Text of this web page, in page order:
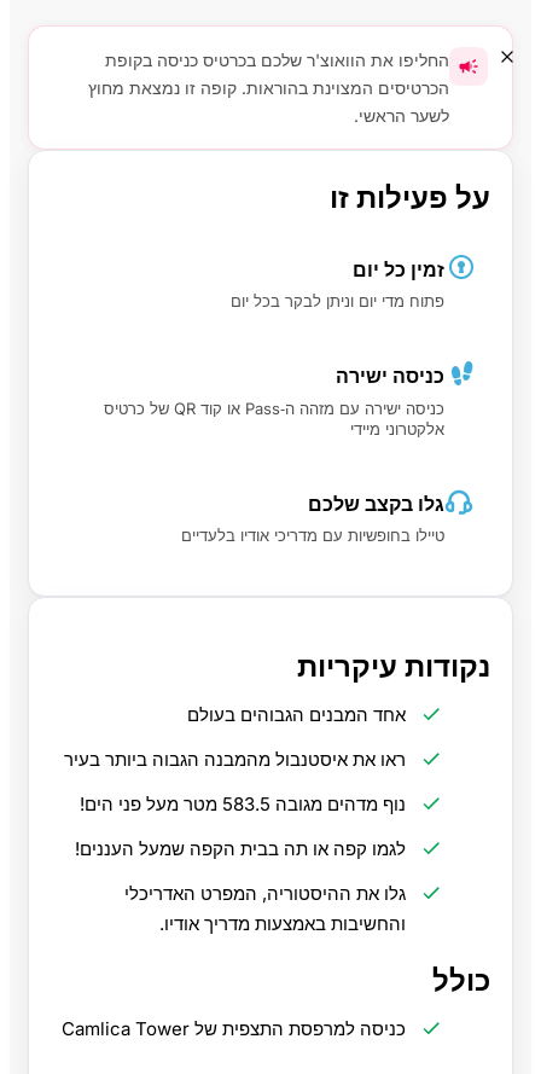
החליפו את הוואוצ'ר שלכם בכרטיס כניסה בקופת
הכרטיסים המצוינת בהוראות. קופה זו נמצאת מחוץ
לשער הראשי.
על פעילות זו
זמין כל יום
פתוח מדי יום וניתן לבקר בכל יום
כניסה ישירה
כניסה ישירה עם מזהה ה‑Pass או קוד QR של כרטיס
אלקטרוני מיידי
גלו בקצב שלכם
טיילו בחופשיות עם מדריכי אודיו בלעדיים
נקודות עיקריות
אחד המבנים הגבוהים בעולם
ראו את איסטנבול מהמבנה הגבוה ביותר בעיר
נוף מדהים מגובה 583.5 מטר מעל פני הים!
לגמו קפה או תה בבית הקפה שמעל העננים!
גלו את ההיסטוריה, המפרט האדריכלי
והחשיבות באמצעות מדריך אודיו.
כולל
כניסה למרפסת התצפית של Camlica Tower